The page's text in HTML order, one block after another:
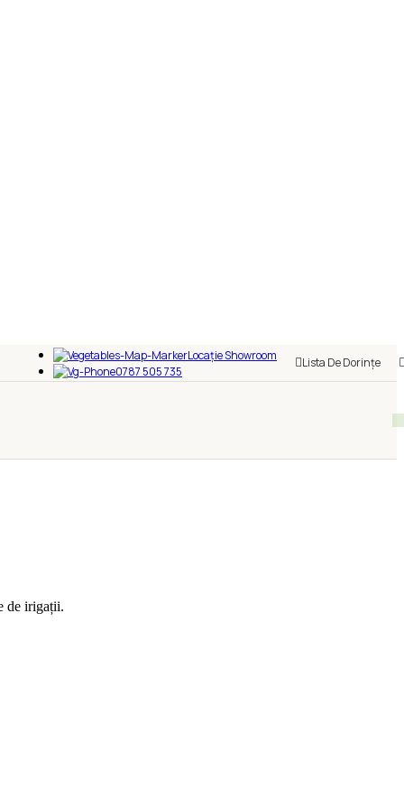
Locație Showroom
0787 505 735
Lista De Dorințe
de irigații.